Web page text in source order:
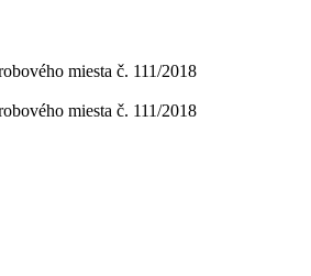
miesta č. 111/2018
miesta č. 111/2018